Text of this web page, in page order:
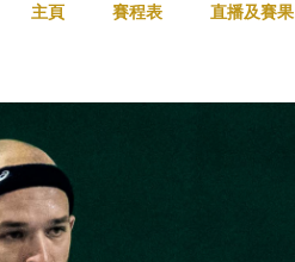
主頁 賽程表 直播及賽果